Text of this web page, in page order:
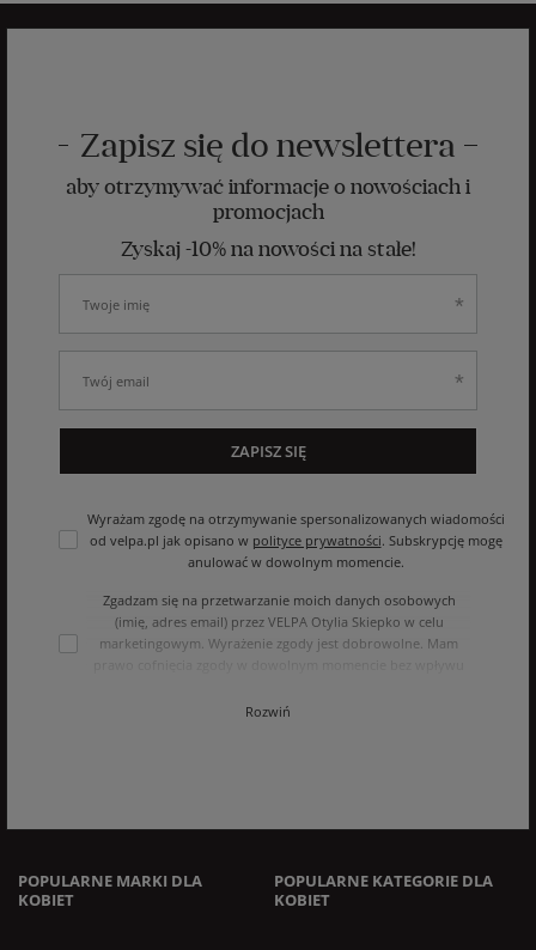
Zapisz się do newslettera
aby otrzymywać informacje o nowościach i
promocjach
Zyskaj -10% na nowości na stałe!
Wyrażam zgodę na otrzymywanie spersonalizowanych wiadomości
od velpa.pl jak opisano w polityce prywatności. Subskrypcję mogę
anulować w dowolnym momencie.
Zgadzam się na przetwarzanie moich danych osobowych
(imię, adres email) przez VELPA Otylia Skiepko w celu
marketingowym. Wyrażenie zgody jest dobrowolne. Mam
podstawie zgody przed jej cofnięciem. Mam prawo dostępu
Rozwiń
ZAPISZ SIĘ
POPULARNE MARKI DLA
KOBIET
POPULARNE KATEGORIE DLA
KOBIET